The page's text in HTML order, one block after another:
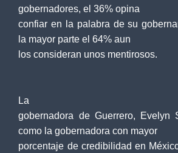
gobernadores, el 36% opina
confiar en la palabra de su
la mayor parte el 64% aun
los consideran unos mentirosos.
La
gobernadora de Guerrero, Evelyn
como la gobernadora con mayor
porcentaje de credibilidad en